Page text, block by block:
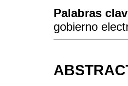
Palabras
gobierno